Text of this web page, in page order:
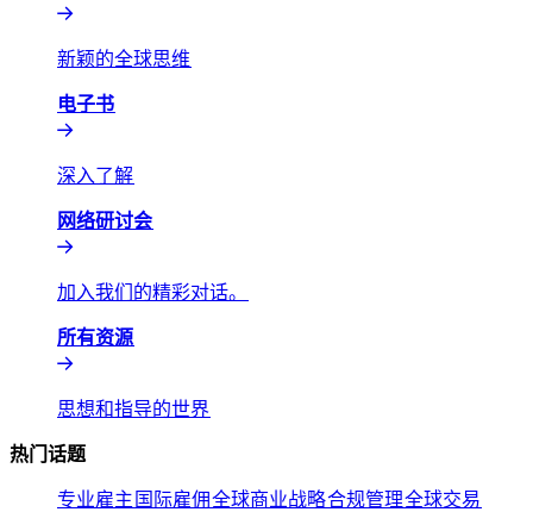
新颖的全球思维​​
电子书​​
深入了解​​
网络研讨会​​
加入我们的精彩对话。​​
所有资源​​
思想和指导的世界​​
热门话题​​
专业雇主​​ 国际雇佣​​全球商业战略​​合规管理​​全球交易​​